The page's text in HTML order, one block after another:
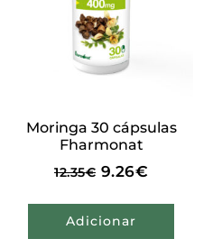
Moringa 30 cápsulas
Fharmonat
12.35€ 9.26€
Adicionar